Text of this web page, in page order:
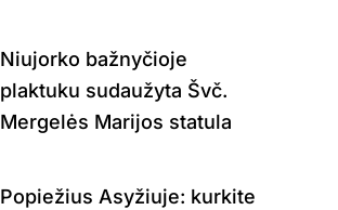
Niujorko bažnyčioje
plaktuku sudaužyta Švč.
Mergelės Marijos statula
Popiežius Asyžiuje: kurkite